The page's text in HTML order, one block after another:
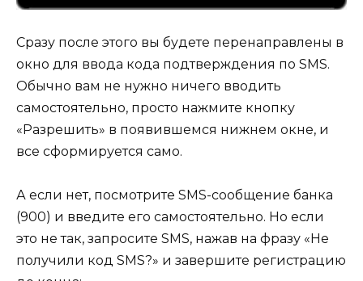
Сразу после этого вы будете перенаправлены в
окно для ввода кода подтверждения по SMS.
Обычно вам не нужно ничего вводить
самостоятельно, просто нажмите кнопку
«Разрешить» в появившемся нижнем окне, и
все сформируется само.
А если нет, посмотрите SMS-сообщение банка
(900) и введите его самостоятельно. Но если
это не так, запросите SMS, нажав на фразу «Не
получили код SMS?» и завершите регистрацию